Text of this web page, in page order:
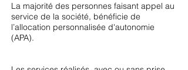
La majorité des personnes faisant appel au
service de la société, bénéficie de
l’allocation personnalisée d'autonomie
(APA).